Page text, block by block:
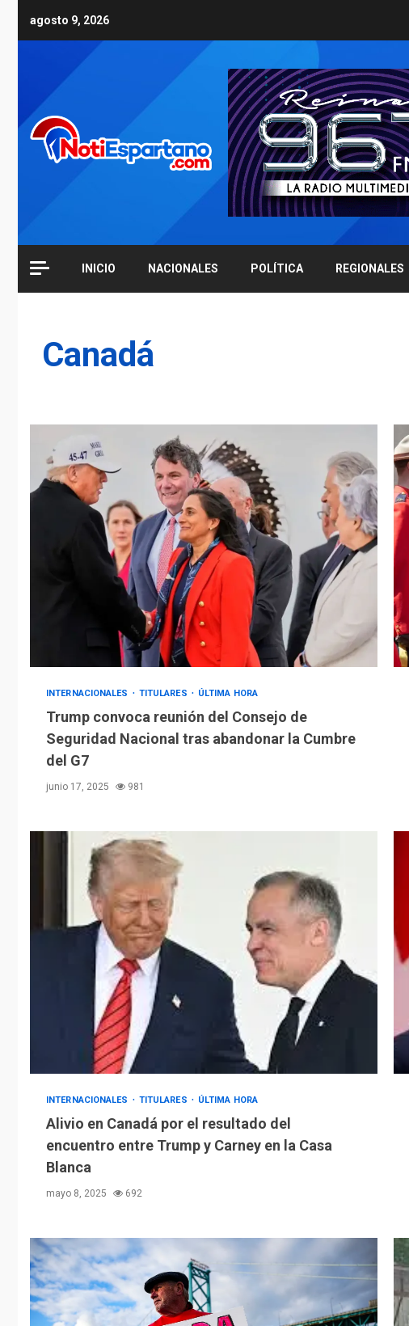
agosto 9, 2026
INICIO NACIONALES POLÍTICA REGIONALES
Canadá
INTERNACIONALES TITULARES ÚLTIMA HORA
Trump convoca reunión del Consejo de
Seguridad Nacional tras abandonar la Cumbre
del G7
junio 17, 2025 981
INTERNACIONALES TITULARES ÚLTIMA HORA
Alivio en Canadá por el resultado del
encuentro entre Trump y Carney en la Casa
Blanca
mayo 8, 2025 692